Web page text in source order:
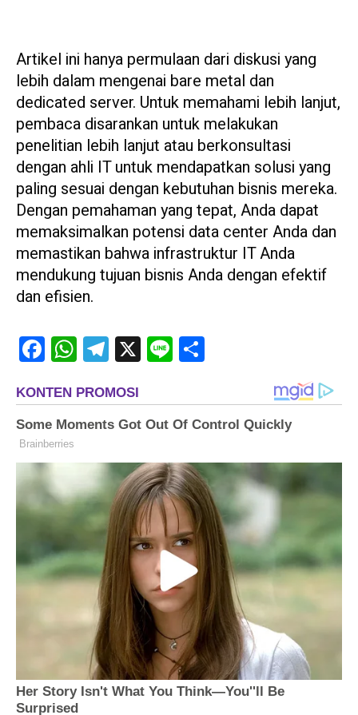
Artikel ini hanya permulaan dari diskusi yang
lebih dalam mengenai bare metal dan
dedicated server. Untuk memahami lebih lanjut,
pembaca disarankan untuk melakukan
penelitian lebih lanjut atau berkonsultasi
dengan ahli IT untuk mendapatkan solusi yang
paling sesuai dengan kebutuhan bisnis mereka.
Dengan pemahaman yang tepat, Anda dapat
memaksimalkan potensi data center Anda dan
memastikan bahwa infrastruktur IT Anda
mendukung tujuan bisnis Anda dengan efektif
dan efisien.
FacebookWhatsAppTelegram
X Line